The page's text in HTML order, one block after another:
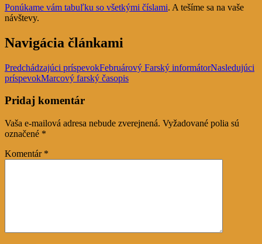
Ponúkame vám tabuľku so všetkými číslami. A tešíme sa na vaše
návštevy.
Navigácia článkami
Predchádzajúci príspevokFebruárový Farský informátorNasledujúci
príspevokMarcový farský časopis
Pridaj komentár
Vaša e-mailová adresa nebude zverejnená. Vyžadované polia sú
označené *
Komentár *